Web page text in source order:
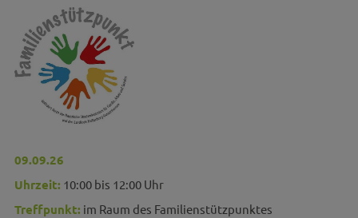
09.09.26
Uhrzeit: 10:00 bis 12:00 Uhr
Treffpunkt: im Raum des Familienstützpunktes